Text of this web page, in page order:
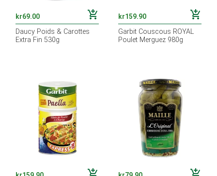
kr69.00 add_shopping_cart
Daucy Poids & Carottes
Extra Fin 530g
kr159.90 add_shopping_cart
Garbit Couscous ROYAL
Poulet Merguez 980g
add_shopping_cart add_shopping_cart